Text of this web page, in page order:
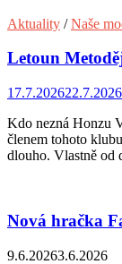
Aktuality /Naše
Letoun
17.7.202622.7.2026
Kdo nezná Honzu
členem tohoto
dlouho. Vlastně
Nová hračka
9.6.20263.6.2026